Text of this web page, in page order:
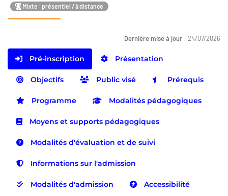
Mixte : présentiel / à distance
Dernière mise à jour : 24/07/2026
Pré-inscription Présentation
Objectifs Public visé Prérequis
Programme Modalités pédagogiques
Moyens et supports pédagogiques
Modalités d'évaluation et de suivi
Informations sur l'admission
Modalités d'admission Accessibilité